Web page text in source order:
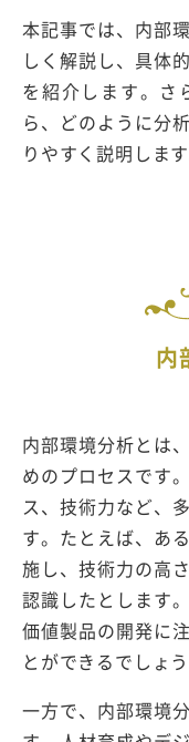
本記事では、内部
しく解説し、具体
を紹介します。さ
ら、どのように分
りやすく説明します
内
内部環境分析とは
めのプロセスです
ス、技術力など、
す。たとえば、あ
施し、技術力の高
認識したとします
価値製品の開発に
とができるでしょう
一方で、内部環境